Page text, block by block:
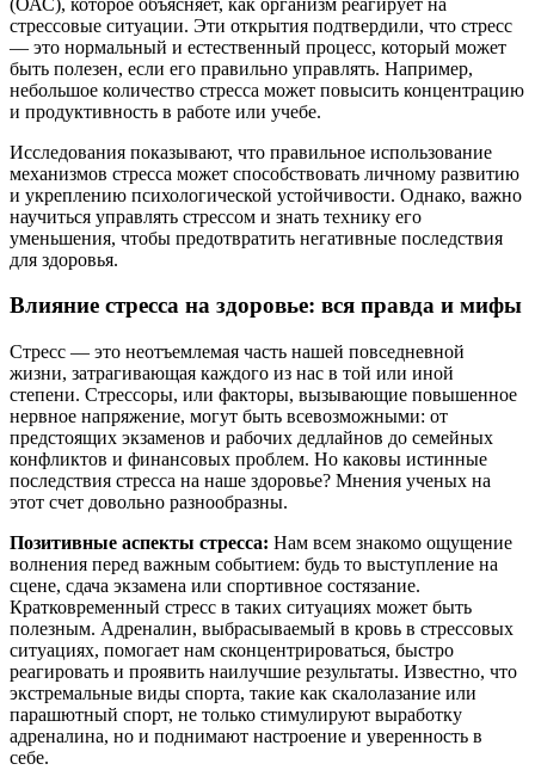
стрессовые ситуации. Эти открытия подтвердили, что стресс
— это нормальный и естественный процесс, который может
быть полезен, если его правильно управлять. Например,
небольшое количество стресса может повысить концентрацию
и продуктивность в работе или учебе.
Исследования показывают, что правильное использование
механизмов стресса может способствовать личному развитию
и укреплению психологической устойчивости. Однако, важно
научиться управлять стрессом и знать технику его
уменьшения, чтобы предотвратить негативные последствия
для здоровья.
Влияние стресса на здоровье: вся правда и мифы
Стресс — это неотъемлемая часть нашей повседневной
жизни, затрагивающая каждого из нас в той или иной
степени. Стрессоры, или факторы, вызывающие повышенное
нервное напряжение, могут быть всевозможными: от
предстоящих экзаменов и рабочих дедлайнов до семейных
конфликтов и финансовых проблем. Но каковы истинные
последствия стресса на наше здоровье? Мнения ученых на
этот счет довольно разнообразны.
Позитивные аспекты стресса: Нам всем знакомо ощущение
волнения перед важным событием: будь то выступление на
сцене, сдача экзамена или спортивное состязание.
Кратковременный стресс в таких ситуациях может быть
полезным. Адреналин, выбрасываемый в кровь в стрессовых
ситуациях, помогает нам сконцентрироваться, быстро
реагировать и проявить наилучшие результаты. Известно, что
экстремальные виды спорта, такие как скалолазание или
парашютный спорт, не только стимулируют выработку
адреналина, но и поднимают настроение и уверенность в
себе.